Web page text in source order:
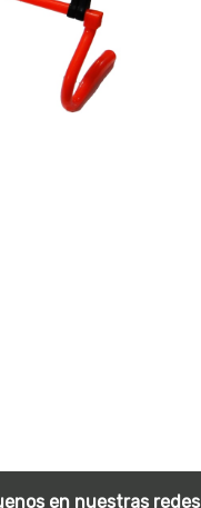
en nuestras redes